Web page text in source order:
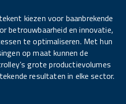
kiezen voor baanbrekende
betrouwbaarheid en innovatie,
te optimaliseren. Met hun
op maat kunnen de
grote productievolumes
resultaten in elke sector.